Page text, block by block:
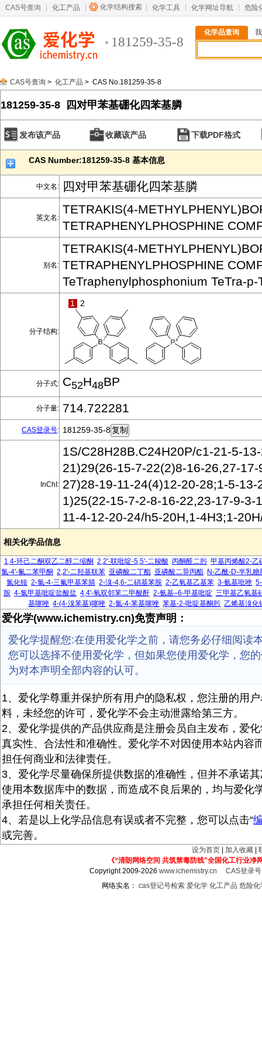
CAS号查询 化工产品 化学结构搜索 化学工具 化学网址导航 危险
181259-35-8
化学品查询
CAS号查询 > 化工产品 > CAS No.181259-35-8
181259-35-8 四对甲苯基硼化四苯基膦
发布该产品 收藏该产品 下载PDF格式
CAS Number:181259-35-8 基本信息
中文名: 四对甲苯基硼化四苯基膦
英文名:
TETRAKIS(4-
TETRAPHENYLPHOSPHINE
别名:
TETRAKIS(4-
TETRAPHENYLPHOSPHINE
TeTraphenylphosphonium TeTra-p-
分子结构:
1 2
分子式: C52H48BP
分子量: 714.722281
CAS登录号: 181259-35-8
InChI:
1S/C28H28B.C24H20P/c1-21-5-
21)29(26-15-7-22(2)8-16-26,27-
27)28-19-11-24(4)12-20-28;1-5-13-
1)25(22-15-7-2-8-16-22,23-17-9-3-
11-4-12-20-24/h5-20H,1-4H3;1-
相关化学品信息
1,4-环己二酮双乙二醇二缩酮 2,2'-联吡啶-5,5'-二羧酸 丙酮醛二肟 甲基丙烯酸2-乙
氯-4'-氟二苯甲酮 2,2'-二羟基联苯 亚磷酸二丁酯 亚磷酸二异丙酯 N-乙酰-D-半乳糖
氯化铵 2-氯-4-三氟甲基苯腈 2-溴-4,6-二硝基苯胺 2-乙氧基乙基苯 3-氨基吡唑
胺 4-氯甲基吡啶盐酸盐 4,4'-氧双邻苯二甲酸酐 2-氨基–6-甲基吡啶 三甲基乙氧基
基噻唑 4-(4-溴苯基)噻唑 2-氯-4-苯基噻唑 苯基-2-吡啶基酮肟 乙烯基溴化
爱化学(www.ichemistry.cn)免责声明：
爱化学提醒您:在使用爱化学之前，请您务必仔细阅读
您可以选择不使用爱化学，但如果您使用爱化学，您
为对本声明全部内容的认可。
1、爱化学尊重并保护所有用户的隐私权，您注册的用
料，未经您的许可，爱化学不会主动泄露给第三方。
2、爱化学提供的产品供应商是注册会员自主发布，爱
真实性、合法性和准确性。爱化学不对因使用本站内容
担任何商业和法律责任。
3、爱化学尽量确保所提供数据的准确性，但并不承诺
使用本数据库中的数据，而造成不良后果的，均与爱化
承担任何相关责任。
4、若是以上化学品信息有误或者不完整，您可以点击“
或完善。
设为首页 加入收藏
《“清朗网络空间 共筑禁毒防线”全国化工行业净
Copyright 2009-2026www.ichemistry.cn
CAS登录
网络实名： cas登记号检索 爱化学 化工产品 危险化